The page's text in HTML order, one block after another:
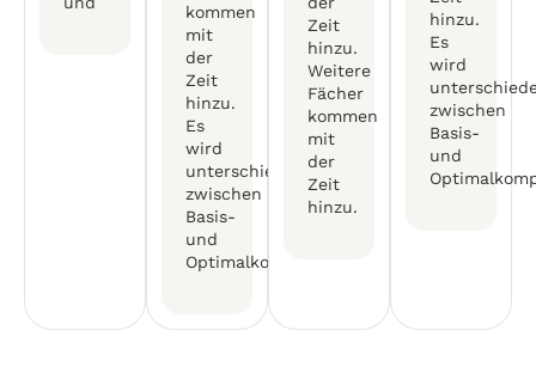
kommen
mit
der
Zeit
hinzu.
Es
wird
unterschieden
zwischen
Basis-
und
Optimalkompetenzen.
Zeit
hinzu.
Weitere
Fächer
kommen
mit
der
Zeit
hinzu.
hinzu.
Es
wird
zwischen
Basis-
und